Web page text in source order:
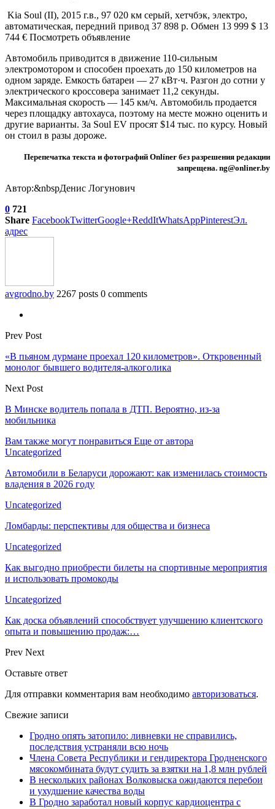
Kia Soul (II), 2015 г.в., 97 020 км серый, хетчбэк, электро,
автоматическая, передний привод 37 898 р. Обмен 13 999 $ 13
744 € Посмотреть объявление
Автомобиль приводится в движение 110-сильным
электромотором и способен проехать до 150 километров на
одном заряде. Емкость батареи — 27 кВт·ч. Разгон до сотни у
электрического кроссовера занимает 11,2 секунды.
Максимальная скорость — 145 км/ч. Автомобиль продается
через площадку автохауса, поэтому на месте можно оценить и
другие варианты. За Soul EV просят $14 тыс. по курсу. Новый
он стоил в разы дороже.
Перепечатка текста и фотографий Onlíner без разрешения редакции
запрещена. ng@onliner.by
Автор:&nbspДенис Логунович
0 721
Share FacebookTwitterGoogle+ReddItWhatsAppPinterestЭл.
адрес
avgrodno.by 2267 posts 0 comments
Prev Post
«В пьяном дурмане проехал 120 километров». Откровенный
монолог бывшего водителя-алкоголика
Next Post
В Минске водитель попала в ДТП. Вероятно, из-за
мобильника
Вам также могут понравиться Еще от автора
Uncategorized
Автомобили в Беларуси дорожают: как изменилась стоимость
владения в 2026 году
Uncategorized
Ломбарды: перспективы для общества и бизнеса
Uncategorized
Как выгодно приобрести билеты на спортивные мероприятия
и использовать промокоды
Uncategorized
Как доска объявлений способствует улучшению клиентского
опыта и повышению продаж:…
Prev Next
Оставьте ответ
Для отправки комментария вам необходимо авторизоваться.
Свежие записи
Гродно опять затопило: ливневки не справились,
последствия устраняли всю ночь
Члена Совета Республики и гендиректора Гродненского
мясокомбината будут судить за взятки на 1,8 млн рублей
В нескольких районах Волковыска ожидаются перебои
и ухудшение качества воды
В Гродно заработал новый корпус кардиоцентра с